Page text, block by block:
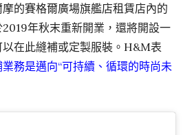
的賽格爾廣場旗艦店租賃店內的
年秋末重新開業，還將開設一
在此縫補或定製服裝。H&M表
務是邁向“可持續、循環的時尚未